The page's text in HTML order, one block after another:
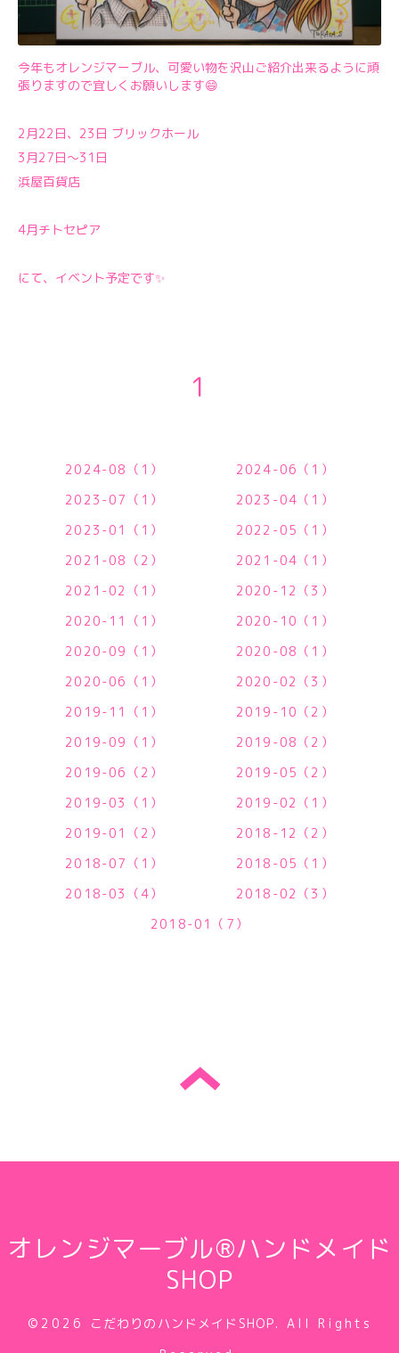
今年もオレンジマーブル、可愛い物を沢山ご紹介出来るように頑
張りますので宜しくお願いします😄
2月22日、23日 ブリックホール
3月27日～31日
浜屋百貨店
4月チトセピア
にて、イベント予定です✨
1
2024-08（1）
2024-06（1）
2023-07（1）
2023-04（1）
2023-01（1）
2022-05（1）
2021-08（2）
2021-04（1）
2021-02（1）
2020-12（3）
2020-11（1）
2020-10（1）
2020-09（1）
2020-08（1）
2020-06（1）
2020-02（3）
2019-11（1）
2019-10（2）
2019-09（1）
2019-08（2）
2019-06（2）
2019-05（2）
2019-03（1）
2019-02（1）
2019-01（2）
2018-12（2）
2018-07（1）
2018-05（1）
2018-03（4）
2018-02（3）
2018-01（7）
オレンジマーブル®ハンドメイド
SHOP
©2026 こだわりのハンドメイドSHOP. All Rights